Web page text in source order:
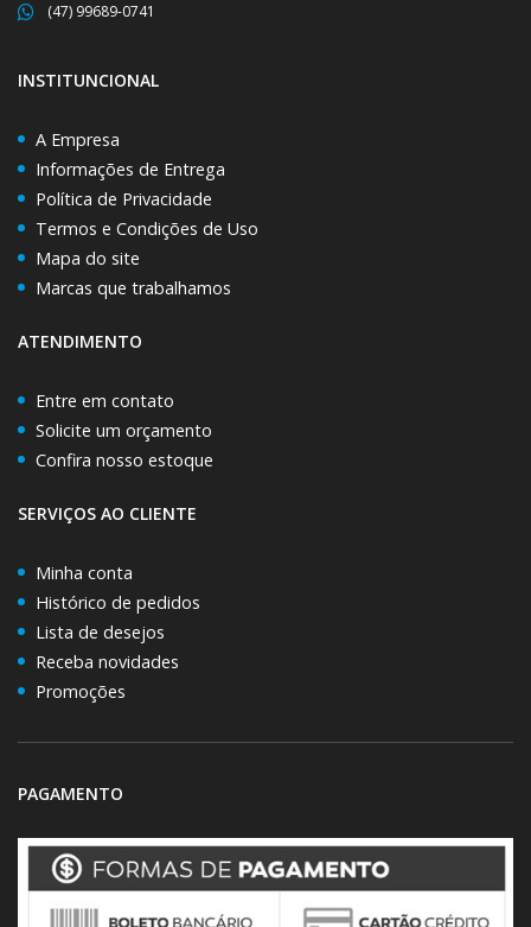
(47) 99689-0741
INSTITUNCIONAL
A Empresa
Informações de Entrega
Política de Privacidade
Termos e Condições de Uso
Mapa do site
Marcas que trabalhamos
ATENDIMENTO
Entre em contato
Solicite um orçamento
Confira nosso estoque
SERVIÇOS AO CLIENTE
Minha conta
Histórico de pedidos
Lista de desejos
Receba novidades
Promoções
PAGAMENTO